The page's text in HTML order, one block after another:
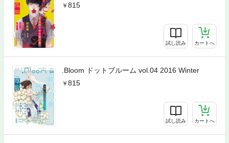
815
試し読み カートへ
.Bloom ドットブルーム vol.04 2016 Winter
815
試し読み カートへ